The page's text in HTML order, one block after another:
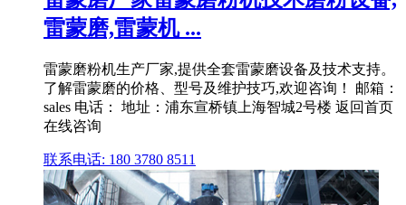
雷蒙磨,雷蒙机 ...
雷蒙磨粉机生产厂家,提供全套雷蒙磨设备及技术支持。
了解雷蒙磨的价格、型号及维护技巧,欢迎咨询！ 邮箱：
sales 电话： 地址：浦东宣桥镇上海智城2号楼 返回首页
在线咨询
联系电话: 180 3780 8511